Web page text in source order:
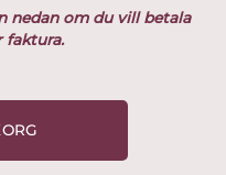
nedan om du vill betala
faktura.